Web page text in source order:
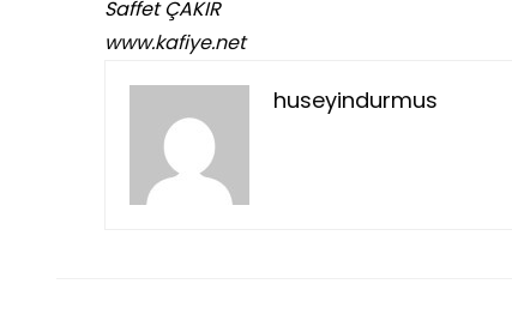
Saffet ÇAKIR
www.kafiye.net
huseyindurmus